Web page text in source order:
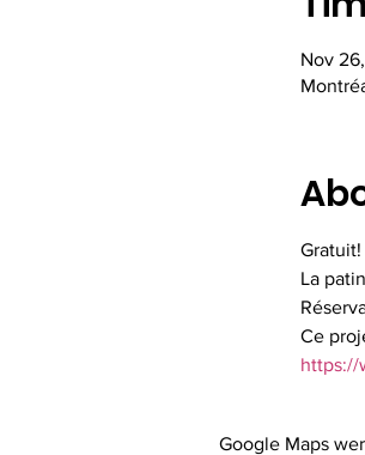
Nov
La
Ce
https://
Google Maps